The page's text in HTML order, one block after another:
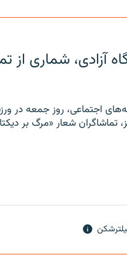
آزادی، شماری از
اجتماعی، روز جمعه در
تماشاگران شعار «مرگ بر